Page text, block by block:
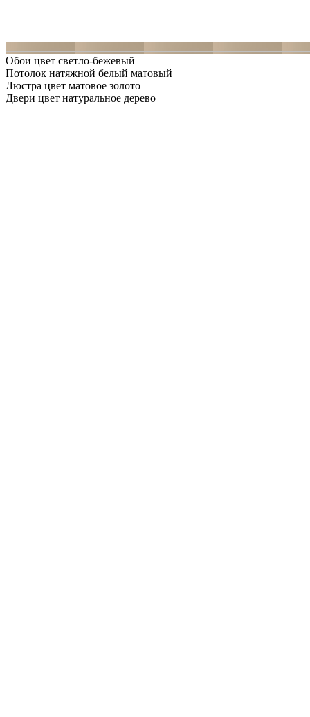
Обои цвет светло-бежевый
Потолок натяжной белый матовый
Люстра цвет матовое золото
Двери цвет натуральное дерево